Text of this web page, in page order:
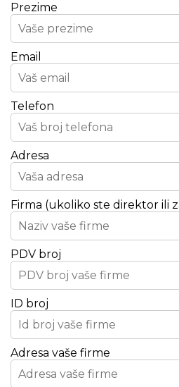
Prezime
Email
Telefon
Adresa
Firma (ukoliko ste direktor ili
PDV broj
ID broj
Adresa vaše firme